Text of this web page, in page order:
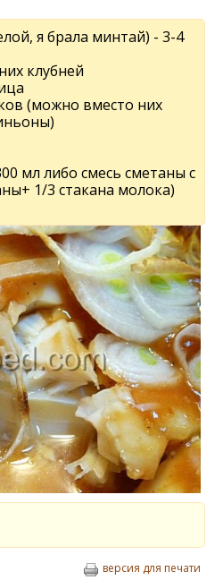
я брала минтай) - 3-4
клубней
(можно вместо них
мл либо смесь сметаны с
1/3 стакана молока)
версия для печати